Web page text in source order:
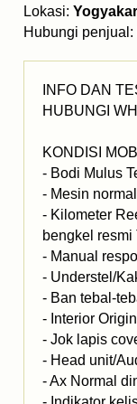
Lokasi:
Hubungi penjual:
INFO DAN
HUBUNGI
KONDISI
- Bodi Mulus
- Mesin
- Kilometer
bengkel resmi
- Manual
- Understel/
- Ban tebal-
- Interior
- Jok lapis
- Head unit/
- Ax Normal